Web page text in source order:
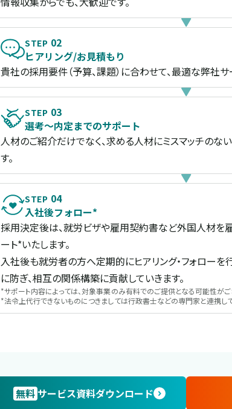
STEP 02
ヒアリング/お見積もり
貴社の採用要件（予算、課題）に合わせて、最適な弊社
STEP 03
選考～内定までのサポート
人材のご紹介だけでなく、求める人材にミスマッチのな
す。
STEP 04
入社後フォロー*
採用決定後は、就労ビザや雇用契約書など外国人材を
ート*いたします。
入社後も就労者の方へ定期的にヒアリング・フォローを
に防ぎ、相互の関係構築に貢献していきます。
*サポート内容によっては、対象事業のみ有料でのご提供となる可能性がご
*法令上代行できないものにつきましては行政書士などの専門家と連携して
無料サービス資料ダウンロード